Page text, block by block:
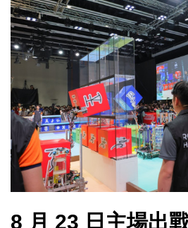
8 月 23 日主場出